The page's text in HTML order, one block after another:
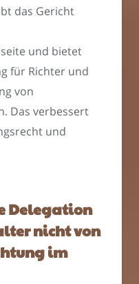
das Gericht
und bietet
für Richter und
von
Das verbessert
und
Delegation
nicht von
im